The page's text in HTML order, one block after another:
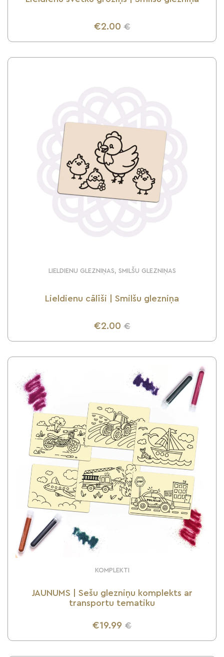
€2.00 €
UZZINI VAIRĀK
LIELDIENU GLEZNIŅAS, SMILŠU GLEZNIŅAS
Lieldienu cālīši | Smilšu glezniņa
€2.00 €
UZZINI VAIRĀK
KOMPLEKTI
JAUNUMS | Sešu glezniņu komplekts ar
transportu tematiku
€19.99 €
UZZINI VAIRĀK